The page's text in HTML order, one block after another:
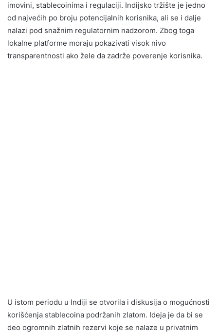
imovini, stablecoinima i regulaciji. Indijsko tržište je jedno
od najvećih po broju potencijalnih korisnika, ali se i dalje
nalazi pod snažnim regulatornim nadzorom. Zbog toga
lokalne platforme moraju pokazivati visok nivo
transparentnosti ako žele da zadrže poverenje korisnika.
U istom periodu u Indiji se otvorila i diskusija o mogućnosti
korišćenja stablecoina podržanih zlatom. Ideja je da bi se
deo ogromnih zlatnih rezervi koje se nalaze u privatnim